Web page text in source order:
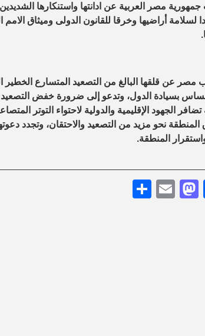
مصر العربية عن ادانتها واستنكارها
لسلامة أراضيها وخرقا للقانون الدولى وميثاق
مصر عن قلقها البالغ من التصعيد المتسارع
بسيادة الدول، وتدعو إلى ضرورة خفض
تضافر الجهود الإقليمية والدولية لاحتواء التوتر
المنطقة نحو مزيد من التصعيد والاحتقان، وتجدد
المنطقة.
Facebook
Mastodon
Email